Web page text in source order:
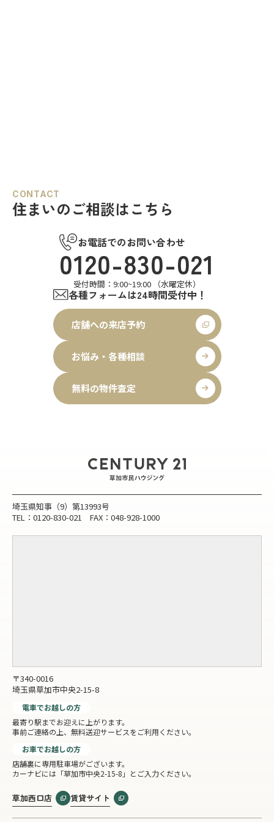
CONTACT
住まいのご相談はこちら
お電話でのお問い合わせ
0120-830-021
受付時間：9:00~19:00 （水曜定休）
各種フォームは24時間受付中！
店舗への来店予約
お悩み・各種相談
無料の物件査定
埼玉県知事（9）第13993号
TEL：0120-830-021 FAX：048-928-1000
〒340-0016
埼玉県草加市中央2-15-8
電車でお越しの方
最寄り駅までお迎えに上がります。
事前ご連絡の上、無料送迎サービスをご利用ください。
お車でお越しの方
店舗裏に専用駐車場がございます。
カーナビには「草加市中央2-15-8」とご入力ください。
草加西口店 賃貸サイト